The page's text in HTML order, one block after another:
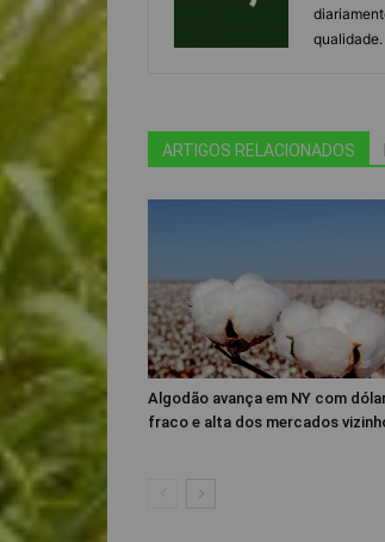
qualidade.
ARTIGOS RELACIONADOS
Algodão avança em NY com
fraco e alta dos mercados